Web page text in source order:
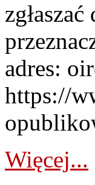
adres:
https://
Więcej...